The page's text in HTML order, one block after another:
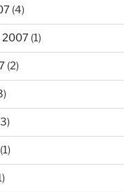
(4)
2007 (1)
(2)
(1)